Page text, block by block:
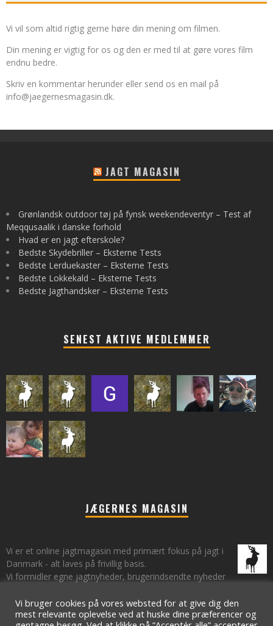
Vi vil som altid rigtig gerne høre din mening om filmen.
Din mening er vigtig for os og den er med til at gøre vores film
endnu bedre.
Skriv en kommentar herunder eller send os en mail på
info@jaegernesmagasin.dk.
JAGT MAGASIN
Grønlandsk outdoor tøj på fynsk weekendeventyr – Test af
Meqqusaalik i danske forhold
Hvad er en jagt efterskole?
Bedste Skydebriller – Eksterne Tests
Bedste Lerduekaster – Eksterne Tests
Bedste Lokkekald – Eksterne Tests
Bedste Jagthandsker – Eksterne Tests
SENEST AKTIVE MEDLEMMER
JÆGERNES MAGASIN
Vi er et online jagtmagasin med primært fokus på jagt i
Danmark - alt laves på frivillig basis.
Vi formidler egne jagtnyheder, brugerindsendte nyheder
om jagt.
Vi bruger cookies på vores websted for at give dig den
mest relevante oplevelse ved at huske dine præferencer og